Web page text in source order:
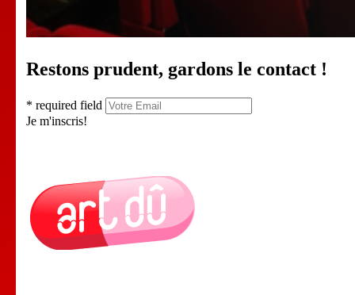
Restons prudent, gardons le contact !
* required field
Je m'inscris!